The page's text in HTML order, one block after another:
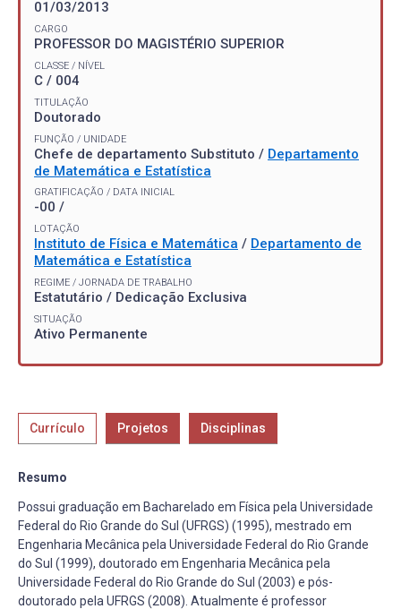
01/03/2013
CARGO
PROFESSOR DO MAGISTÉRIO SUPERIOR
CLASSE / NÍVEL
C / 004
TITULAÇÃO
Doutorado
FUNÇÃO / UNIDADE
Chefe de departamento Substituto / Departamento
de Matemática e Estatística
GRATIFICAÇÃO / DATA INICIAL
-00 /
LOTAÇÃO
Instituto de Física e Matemática / Departamento de
Matemática e Estatística
REGIME / JORNADA DE TRABALHO
Estatutário / Dedicação Exclusiva
SITUAÇÃO
Ativo Permanente
Currículo Projetos Disciplinas
Resumo
Possui graduação em Bacharelado em Física pela Universidade
Federal do Rio Grande do Sul (UFRGS) (1995), mestrado em
Engenharia Mecânica pela Universidade Federal do Rio Grande
do Sul (1999), doutorado em Engenharia Mecânica pela
Universidade Federal do Rio Grande do Sul (2003) e pós-
doutorado pela UFRGS (2008). Atualmente é professor